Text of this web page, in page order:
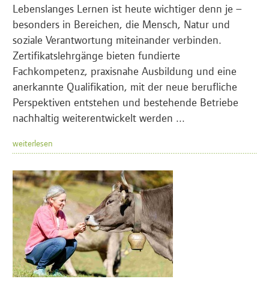
Lebenslanges Lernen ist heute wichtiger denn je –
besonders in Bereichen, die Mensch, Natur und
soziale Verantwortung miteinander verbinden.
Zertifikatslehrgänge bieten fundierte
Fachkompetenz, praxisnahe Ausbildung und eine
anerkannte Qualifikation, mit der neue berufliche
Perspektiven entstehen und bestehende Betriebe
nachhaltig weiterentwickelt werden ...
weiterlesen